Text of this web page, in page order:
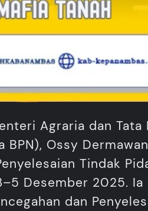
Agraria dan Tata
BPN), Ossy
Tindak
Desember 2025.
dan